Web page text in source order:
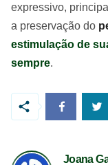
expressivo,
a preservação do
estimulação de
sempre.
Joana